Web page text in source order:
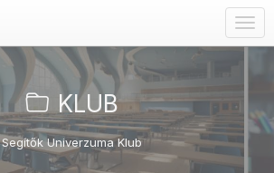
KLUB
Segítők Univerzuma Klub